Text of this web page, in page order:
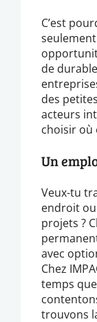
C’est
de
des
acteurs
choisir où
Un
Veux-tu
endroit
projets ?
avec
Chez
temps
trouvons